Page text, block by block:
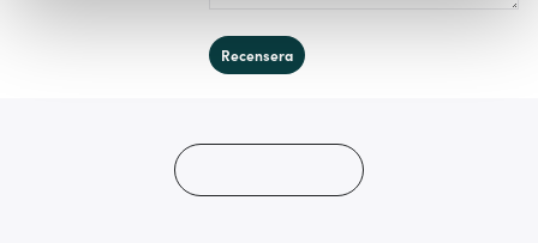
Vi använder cookies för att innehållet och annonserna
ska anpassas efter det som vi tror att du tycker om. Det
gör också att vi kan analysera vår trafik och göra
Recensera